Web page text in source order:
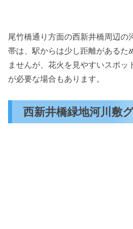
尾竹橋通り方面の西新井橋周辺の
帯は、駅からは少し距離があるた
ませんが、花火を見やすいスポッ
が必要な場合もあります。
西新井橋緑地河川敷